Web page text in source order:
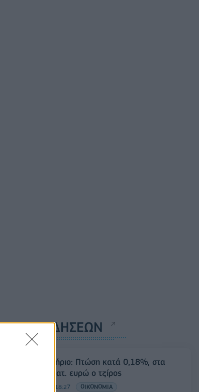
ΡΟΗ ΕΙΔΗΣΕΩΝ
Χρηματιστήριο: Πτώση κατά 0,18%, στα
315,71 εκατ. ευρώ ο τζίρος
05/08/2026 - 18:27 ΟΙΚΟΝΟΜΙΑ